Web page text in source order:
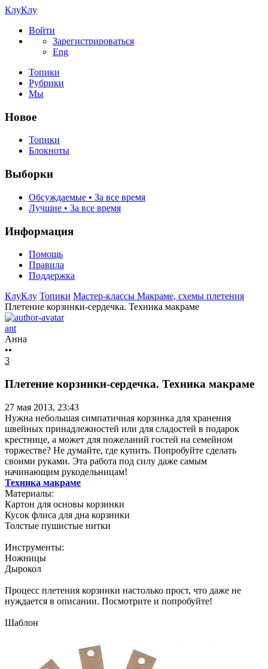
КлуКлу
Войти
Зарегистрироваться
Eng
Топики
Рубрики
Мы
Новое
Топики
Блокноты
Выборки
Обсуждаемые • За все время
Лучшие • За все время
Информация
Помощь
Правила
Поддержка
КлуКлу Топики Мастер-классы Макраме, схемы плетения
Плетение корзинки-сердечка. Техника макраме
ant
Анна
••
3
Плетение корзинки-сердечка. Техника макраме
27 мая 2013, 23:43
Нужна небольшая симпатичная корзинка для хранения
швейных принадлежностей или для сладостей в подарок
крестнице, а может для пожеланий гостей на семейном
торжестве? Не думайте, где купить. Попробуйте сделать
своими руками. Эта работа под силу даже самым
начинающим рукодельницам!
Техника макраме
Материалы:
Картон для основы корзинки
Кусок флиса для дна корзинки
Толстые пушистые нитки
Инструменты:
Ножницы
Дырокол
Процесс плетения корзинки настолько прост, что даже не
нуждается в описании. Посмотрите и попробуйте!
Шаблон